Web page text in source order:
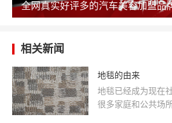
相关新闻
地毯的由来
地毯已经成为现在
很多家庭和公共场